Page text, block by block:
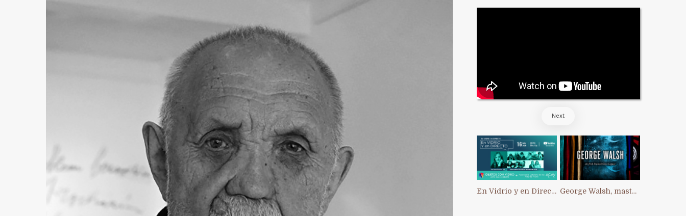
Next
En Vidrio y en Directo: primer Intercambio Artístico Interno de ACAV George Walsh, master of stained glass in Ireland